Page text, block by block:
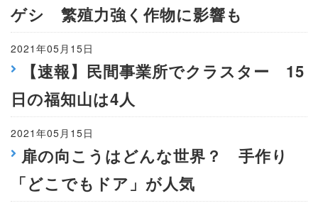
ゲシ 繁殖力強く作物に影響も
2021年05月15日
【速報】民間事業所でクラスター 15
日の福知山は4人
2021年05月15日
扉の向こうはどんな世界？ 手作り
「どこでもドア」が人気